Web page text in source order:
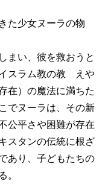
た少女ヌーラの物
まい、彼を救おうと
スラム教の教 えや
在）の魔法に満ちた
でヌーラは、その新
公平さや困難が存在
スタンの伝統に根ざ
あり、子どもたちの
。